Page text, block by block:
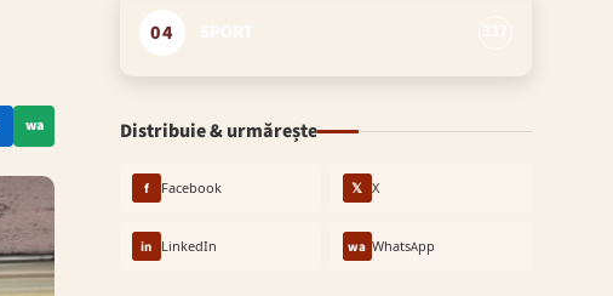
wa
04
Distribuie & urmărește
f Facebook 𝕏 X
in LinkedIn wa WhatsApp